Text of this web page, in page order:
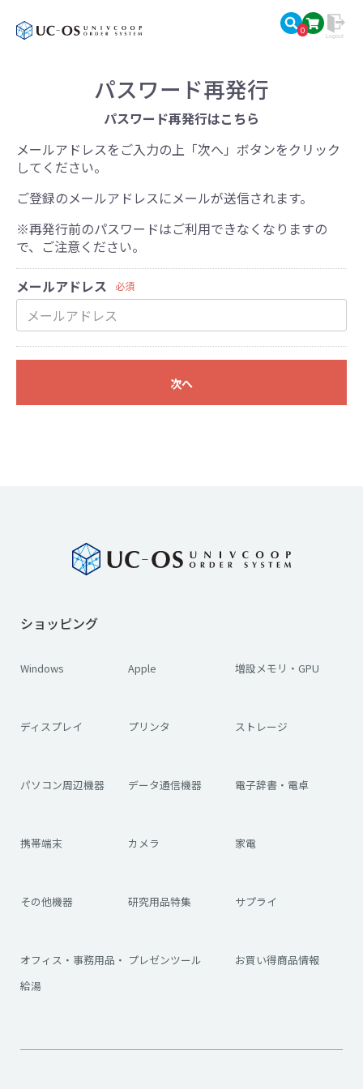
0
パスワード再発行
パスワード再発行はこちら
メールアドレスをご入力の上「次へ」ボタンをクリック
してください。
ご登録のメールアドレスにメールが送信されます。
※再発行前のパスワードはご利用できなくなりますの
で、ご注意ください。
メールアドレス 必須
次へ
ショッピング
Windows Apple 増設メモリ・GPU
ディスプレイ プリンタ ストレージ
パソコン周辺機器 データ通信機器 電子辞書・電卓
携帯端末 カメラ 家電
その他機器 研究用品特集 サプライ
オフィス・事務用品・
給湯
プレゼンツール お買い得商品情報